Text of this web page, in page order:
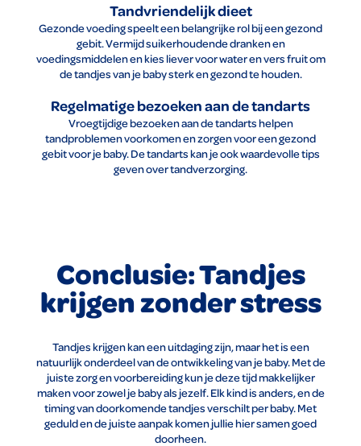
Tandvriendelijk dieet
Gezonde voeding speelt een belangrijke rol bij een gezond
gebit. Vermijd suikerhoudende dranken en
voedingsmiddelen en kies liever voor water en vers fruit om
de tandjes van je baby sterk en gezond te houden.
Regelmatige bezoeken aan de tandarts
Vroegtijdige bezoeken aan de tandarts helpen
tandproblemen voorkomen en zorgen voor een gezond
gebit voor je baby. De tandarts kan je ook waardevolle tips
geven over tandverzorging.
Conclusie: Tandjes
krijgen zonder stress
Tandjes krijgen kan een uitdaging zijn, maar het is een
natuurlijk onderdeel van de ontwikkeling van je baby. Met de
juiste zorg en voorbereiding kun je deze tijd makkelijker
maken voor zowel je baby als jezelf. Elk kind is anders, en de
timing van doorkomende tandjes verschilt per baby. Met
geduld en de juiste aanpak komen jullie hier samen goed
doorheen.